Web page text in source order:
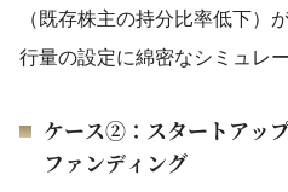
（既存株主の持分比率低下）
行量の設定に綿密なシミュレ
ケース②：スタートアッ
ファンディング